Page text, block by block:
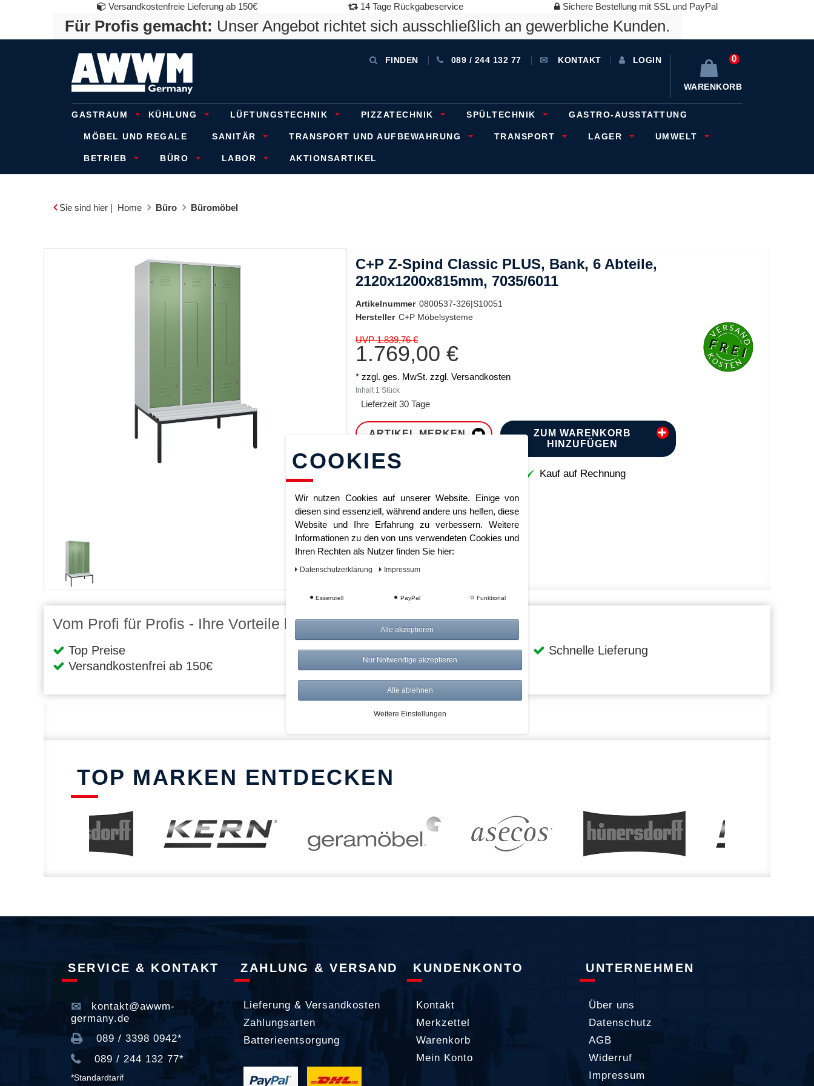
Versandkostenfreie Lieferung ab 150€ 14 Tage Rückgabeservice Sichere Bestellung mit SSL und PayPal
Für Profis gemacht: Unser Angebot richtet sich ausschließlich an gewerbliche Kunden.
FINDEN 089 / 244 132 77 KONTAKT LOGIN 0
WARENKORB
GASTRAUM KÜHLUNG LÜFTUNGSTECHNIK PIZZATECHNIK SPÜLTECHNIK GASTRO-AUSSTATTUNG
MÖBEL UND REGALE SANITÄR TRANSPORT UND AUFBEWAHRUNG TRANSPORT LAGER UMWELT
BETRIEB BÜRO LABOR AKTIONSARTIKEL
Sie sind hier | Home Büro Büromöbel
C+P Z-Spind Classic PLUS, Bank, 6 Abteile,
2120x1200x815mm, 7035/6011
Artikelnummer 0800537-326|S10051
Hersteller C+P Möbelsysteme
UVP 1.839,76 €
1.769,00 €
* zzgl. ges. MwSt. zzgl. Versandkosten
Inhalt 1 Stück
Lieferzeit 30 Tage
ARTIKEL MERKEN
ZUM WARENKORB
HINZUFÜGEN
Kauf auf Rechnung
Vom Profi für Profis - Ihre Vorteile bei AWWM:
Top Preise
Versandkostenfrei ab 150€
Risikolos: 14 Tage Rückgabe
Über 20.000 Artikel
Schnelle Lieferung
TOP MARKEN ENTDECKEN
SERVICE & KONTAKT
kontakt@awwm-
germany.de
089 / 3398 0942*
089 / 244 132 77*
*Standardtarif
ZAHLUNG & VERSAND
Lieferung & Versandkosten
Zahlungsarten
Batterieentsorgung
KUNDENKONTO
Kontakt
Merkzettel
Warenkorb
Mein Konto
UNTERNEHMEN
Über uns
Datenschutz
AGB
Widerruf
Impressum
COOKIES
Wir nutzen Cookies auf unserer Website. Einige von
diesen sind essenziell, während andere uns helfen, diese
Website und Ihre Erfahrung zu verbessern. Weitere
Informationen zu den von uns verwendeten Cookies und
Ihren Rechten als Nutzer finden Sie hier:
Daten­schutz­erklärung Impressum
Essenziell PayPal Funktional
Alle akzeptieren
Nur Notwendige akzeptieren
Alle ablehnen
Weitere Einstellungen